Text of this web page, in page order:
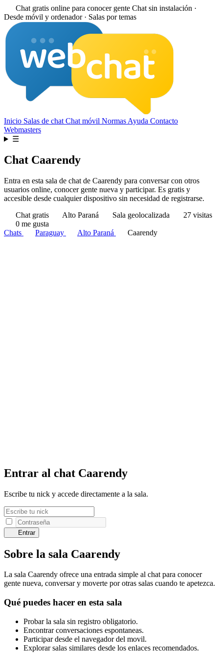
Chat gratis online para conocer gente Chat sin instalación ·
Desde móvil y ordenador · Salas por temas
Inicio Salas de chat Chat móvil Normas Ayuda Contacto
Webmasters
☰
Chat Caarendy
Entra en esta sala de chat de Caarendy para conversar con otros
usuarios online, conocer gente nueva y participar. Es gratis y
accesible desde cualquier dispositivo sin necesidad de registrarse.
Chat gratis
Alto Paraná Sala geolocalizada
27 visitas
0 me gusta
Chats
Paraguay Alto Paraná Caarendy
Entrar al chat Caarendy
Escribe tu nick y accede directamente a la sala.
Entrar
Sobre la sala Caarendy
La sala Caarendy ofrece una entrada simple al chat para conocer
gente nueva, conversar y moverte por otras salas cuando te apetezca.
Qué puedes hacer en esta sala
Probar la sala sin registro obligatorio.
Encontrar conversaciones espontaneas.
Participar desde el navegador del movil.
Explorar salas similares desde los enlaces recomendados.